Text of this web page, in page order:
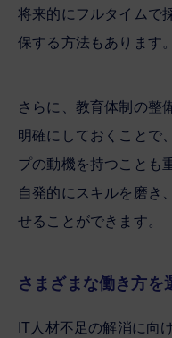
将来的にフルタイムで
保する方法もあります。
さらに、教育体制の整
明確にしておくことで
プの動機を持つことも
自発的にスキルを磨き
せることができます。
さまざまな働き方を
IT人材不足の解消に向